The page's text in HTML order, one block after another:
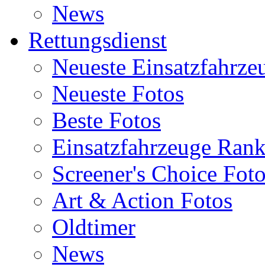
News
Rettungsdienst
Neueste
Neueste Fotos
Beste Fotos
Einsatzfahrzeuge
Screener's Choice
Art & Action Fotos
Oldtimer
News